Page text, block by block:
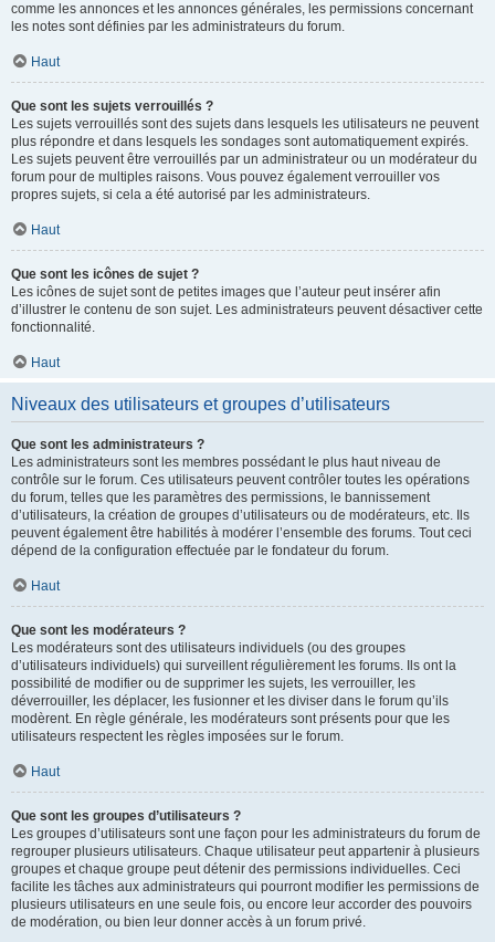
comme les annonces et les annonces générales, les permissions concernant
les notes sont définies par les administrateurs du forum.
Haut
Que sont les sujets verrouillés ?
Les sujets verrouillés sont des sujets dans lesquels les utilisateurs ne peuvent
plus répondre et dans lesquels les sondages sont automatiquement expirés.
Les sujets peuvent être verrouillés par un administrateur ou un modérateur du
forum pour de multiples raisons. Vous pouvez également verrouiller vos
propres sujets, si cela a été autorisé par les administrateurs.
Haut
Que sont les icônes de sujet ?
Les icônes de sujet sont de petites images que l’auteur peut insérer afin
d’illustrer le contenu de son sujet. Les administrateurs peuvent désactiver cette
fonctionnalité.
Haut
Niveaux des utilisateurs et groupes d’utilisateurs
Que sont les administrateurs ?
Les administrateurs sont les membres possédant le plus haut niveau de
contrôle sur le forum. Ces utilisateurs peuvent contrôler toutes les opérations
du forum, telles que les paramètres des permissions, le bannissement
d’utilisateurs, la création de groupes d’utilisateurs ou de modérateurs, etc. Ils
peuvent également être habilités à modérer l’ensemble des forums. Tout ceci
dépend de la configuration effectuée par le fondateur du forum.
Haut
Que sont les modérateurs ?
Les modérateurs sont des utilisateurs individuels (ou des groupes
d’utilisateurs individuels) qui surveillent régulièrement les forums. Ils ont la
possibilité de modifier ou de supprimer les sujets, les verrouiller, les
déverrouiller, les déplacer, les fusionner et les diviser dans le forum qu’ils
modèrent. En règle générale, les modérateurs sont présents pour que les
utilisateurs respectent les règles imposées sur le forum.
Haut
Que sont les groupes d’utilisateurs ?
Les groupes d’utilisateurs sont une façon pour les administrateurs du forum de
regrouper plusieurs utilisateurs. Chaque utilisateur peut appartenir à plusieurs
groupes et chaque groupe peut détenir des permissions individuelles. Ceci
facilite les tâches aux administrateurs qui pourront modifier les permissions de
plusieurs utilisateurs en une seule fois, ou encore leur accorder des pouvoirs
de modération, ou bien leur donner accès à un forum privé.